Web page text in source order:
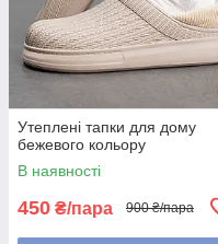
Утеплені тапки для дому
бежевого кольору
В наявності
450 ₴/пара 900 ₴/пара